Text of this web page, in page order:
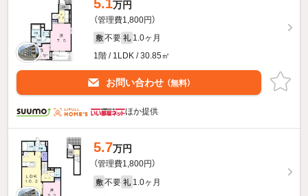
5.1万円
（管理費1,800円）
敷 不要 礼 1.0ヶ月
1階 / 1LDK / 30.85㎡
お問い合わせ （無料）
ほか提供
5.7万円
（管理費1,800円）
敷 不要 礼 1.0ヶ月